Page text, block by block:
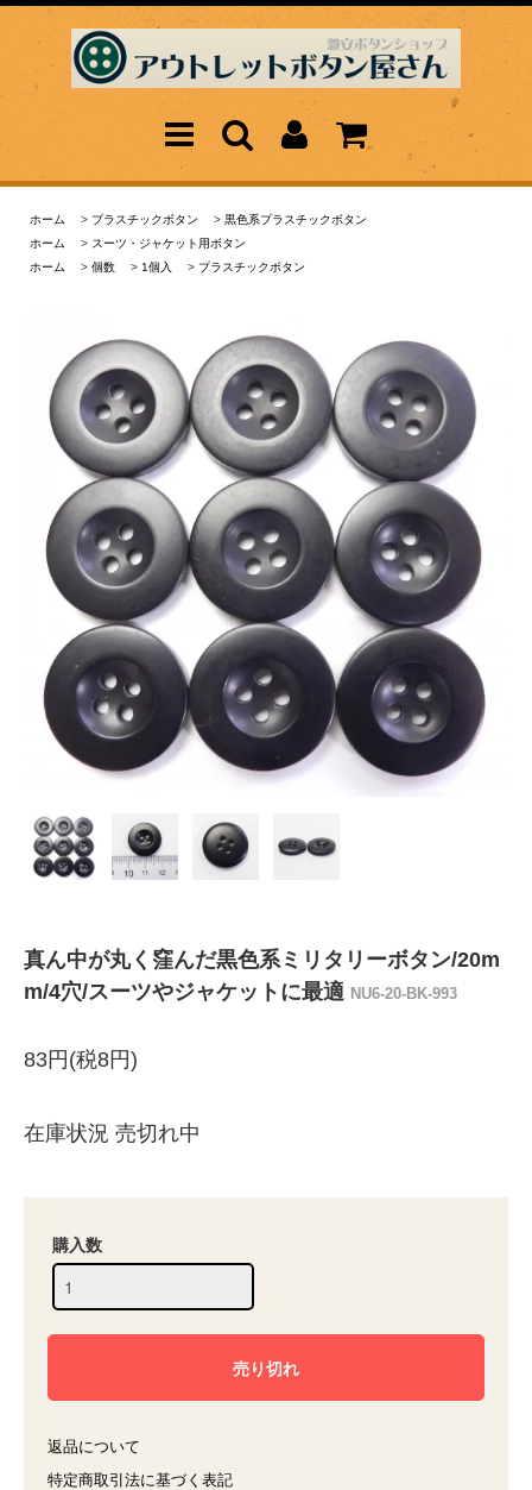
ホーム > プラスチックボタン > 黒色系プラスチックボタン
ホーム
> スーツ・ジャケット用ボタン
ホーム
> 個数 > 1個入 > プラスチックボタン
真ん中が丸く窪んだ黒色系ミリタリーボタン/20m
m/4穴/スーツやジャケットに最適 NU6-20-BK-993
83円(税8円)
在庫状況 売切れ中
購入数
返品について
特定商取引法に基づく表記